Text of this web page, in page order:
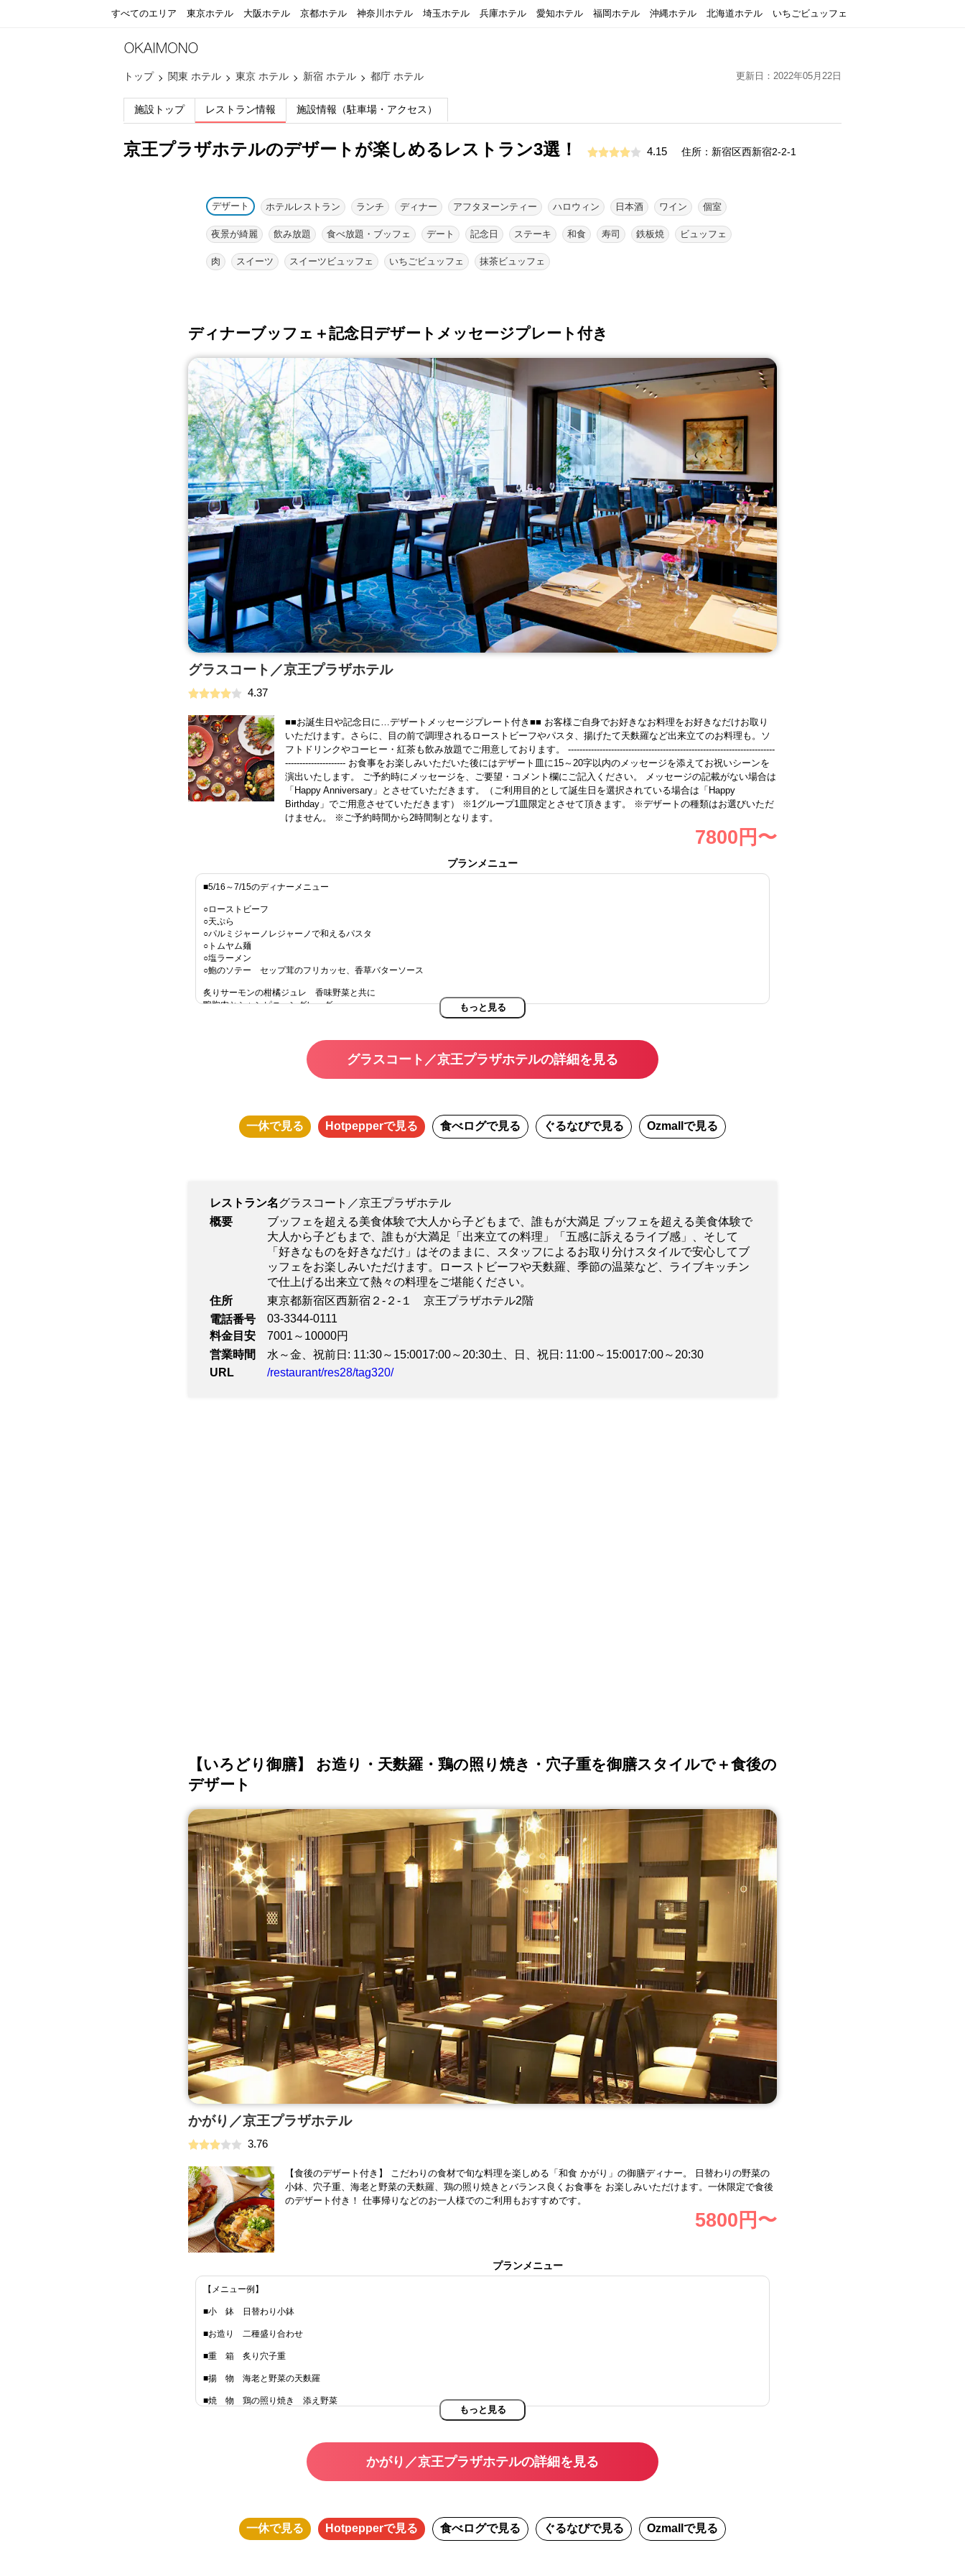
すべてのエリア 東京ホテル 大阪ホテル 京都ホテル 神奈川ホテル 埼玉ホテル 兵庫ホテル 愛知ホテル 福岡ホテル 沖縄ホテル 北海道ホテル いちごビュッフェ
トップ 関東 ホテル 東京 ホテル 新宿 ホテル 都庁 ホテル 更新日：2022年05月22日
施設トップ レストラン情報 施設情報（駐車場・アクセス）
京王プラザホテルのデザートが楽しめるレストラン3選！ 4.15 住所：新宿区西新宿2-2-1
デザート ホテルレストラン ランチ ディナー アフタヌーンティー ハロウィン 日本酒 ワイン 個室
夜景が綺麗 飲み放題 食べ放題・ブッフェ デート 記念日 ステーキ 和食 寿司 鉄板焼 ビュッフェ
肉 スイーツ スイーツビュッフェ いちごビュッフェ 抹茶ビュッフェ
ディナーブッフェ＋記念日デザートメッセージプレート付き
グラスコート／京王プラザホテル
4.37
■■お誕生日や記念日に…デザートメッセージプレート付き■■ お客様ご自身でお好きなお料理をお好きなだけお取り
いただけます。さらに、目の前で調理されるローストビーフやパスタ、揚げたて天麩羅など出来立てのお料理も。ソ
フトドリンクやコーヒー・紅茶も飲み放題でご用意しております。 ------------------------------------------------------------------------
--------------------- お食事をお楽しみいただいた後にはデザート皿に15～20字以内のメッセージを添えてお祝いシーンを
演出いたします。 ご予約時にメッセージを、ご要望・コメント欄にご記入ください。 メッセージの記載がない場合は
「Happy Anniversary」とさせていただきます。（ご利用目的として誕生日を選択されている場合は「Happy
Birthday」でご用意させていただきます） ※1グループ1皿限定とさせて頂きます。 ※デザートの種類はお選びいただ
けません。 ※ご予約時間から2時間制となります。
7800 円〜
プランメニュー
■5/16～7/15のディナーメニュー
○ローストビーフ
○天ぷら
○パルミジャーノレジャーノで和えるパスタ
○トムヤム麺
○塩ラーメン
○鮑のソテー セップ茸のフリカッセ、香草バターソース
炙りサーモンの柑橘ジュレ 香味野菜と共に
鴨胸肉とシャンピニョングレッグ
フォワグラのフラン コンソメジュレ
スモークサーモン、オニオンとオリーブ添え
白身魚のレモン花椒蒸し
牛バラ肉のしゃぶしゃぶ 胡麻だれ和え
チキンバスケーズ
海老春巻き スイートチリソース
イベリコ豚のクロケット ほか
■ホテルメイドブレッド各種
■ドリンクバー
コーヒー、紅茶、ソフトドリンク各種
※アルコール類、一部ソフトドリンクは有料となります。
※メニューは季節替わりとなります。また、入荷状況等により予告なく変更となる場合がございます。
※写真はイメージです。
もっと見る
グラスコート／京王プラザホテルの詳細を見る
一休で見る Hotpepperで見る 食べログで見る ぐるなびで見る Ozmall で見る
レストラン名グラスコート／京王プラザホテル
概要
ブッフェを超える美食体験で大人から子どもまで、誰もが大満足 ブッフェを超える美食体験で
大人から子どもまで、誰もが大満足「出来立ての料理」「五感に訴えるライブ感」、そして
「好きなものを好きなだけ」はそのままに、スタッフによるお取り分けスタイルで安心してブ
ッフェをお楽しみいただけます。ローストビーフや天麩羅、季節の温菜など、ライブキッチン
で仕上げる出来立て熱々の料理をご堪能ください。
住所
東京都新宿区西新宿２-２-１ 京王プラザホテル2階
電話番号
03-3344-0111
料金目安
7001～10000円
営業時間
水～金、祝前日: 11:30～15:0017:00～20:30土、日、祝日: 11:00～15:0017:00～20:30
URL
/restaurant/res28/tag320/
【いろどり御膳】 お造り・天麩羅・鶏の照り焼き・穴子重を御膳スタイルで＋食後の
デザート
かがり／京王プラザホテル
3.76
【食後のデザート付き】 こだわりの食材で旬な料理を楽しめる「和食 かがり」の御膳ディナー。 日替わりの野菜の
小鉢、穴子重、海老と野菜の天麩羅、鶏の照り焼きとバランス良くお食事を お楽しみいただけます。一休限定で食後
のデザート付き！ 仕事帰りなどのお一人様でのご利用もおすすめです。
5800 円〜
プランメニュー
【メニュー例】
■小 鉢 日替わり小鉢
■お造り 二種盛り合わせ
■重 箱 炙り穴子重
■揚 物 海老と野菜の天麩羅
■焼 物 鶏の照り焼き 添え野菜
もっと見る
かがり／京王プラザホテルの詳細を見る
一休で見る Hotpepperで見る 食べログで見る ぐるなびで見る Ozmall で見る